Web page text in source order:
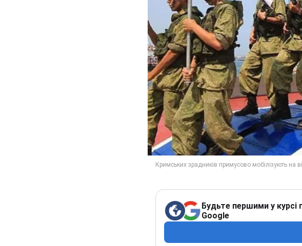
Будьте першими у курсі
Google